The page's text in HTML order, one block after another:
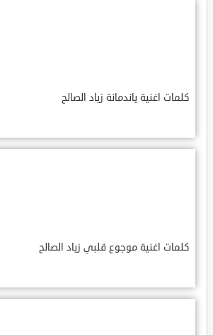
كلمات اغنية ياندمانة زياد الصالح
كلمات اغنية موجوع قلبي زياد الصالح